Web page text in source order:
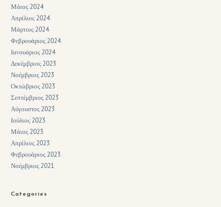
Μάιος 2024
Απρίλιος 2024
Μάρτιος 2024
Φεβρουάριος 2024
Ιανουάριος 2024
Δεκέμβριος 2023
Νοέμβριος 2023
Οκτώβριος 2023
Σεπτέμβριος 2023
Αύγουστος 2023
Ιούλιος 2023
Μάιος 2023
Απρίλιος 2023
Φεβρουάριος 2023
Νοέμβριος 2021
Categories